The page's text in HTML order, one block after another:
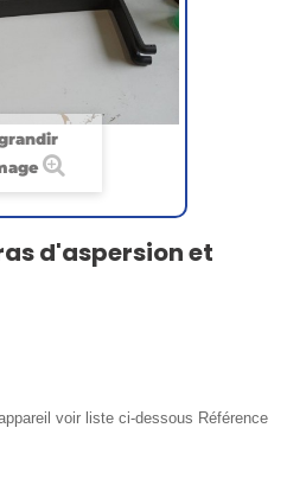
d'aspersion et
voir liste ci-dessous Référence